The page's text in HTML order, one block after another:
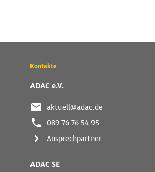
Wichtige
und
Links
Kontakte
ADAC e.V.
aktuell@adac.de
089 76 76 54 95
Ansprechpartner
ADAC SE